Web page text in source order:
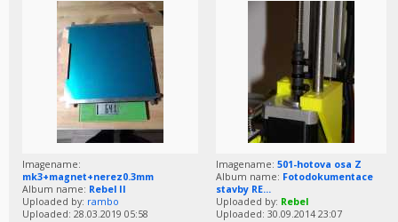
Imagename:
mk3+magnet+nerez0.3mm
Album name: Rebel II
Uploaded by: rambo
Uploaded: 28.03.2019 05:58
Imagename: 501-hotova osa Z
Album name: Fotodokumentace
stavby RE...
Uploaded by: Rebel
Uploaded: 30.09.2014 23:07